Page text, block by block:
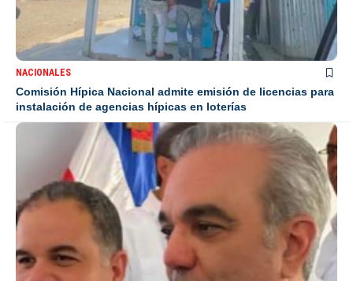
NACIONALES
Comisión Hípica Nacional admite emisión de licencias para
instalación de agencias hípicas en loterías